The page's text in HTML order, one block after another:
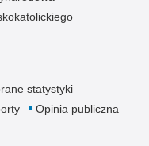
statystyki
Opinia publiczna